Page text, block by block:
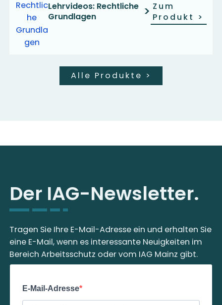
Lehrvideos: Rechtliche
Grundlagen
> Zum
Produkt >
Alle Produkte >
Der IAG-Newsletter.
Tragen Sie Ihre E-Mail-Adresse ein und erhalten Sie
eine E-Mail, wenn es interessante Neuigkeiten im
Bereich Arbeitsschutz oder vom IAG Mainz gibt.